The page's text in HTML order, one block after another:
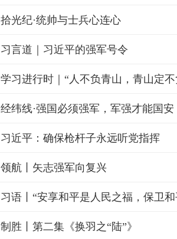
拾光纪·统帅与士兵心连心
习言道｜习近平的强军号令
学习进行时｜“人不负青山，青山定不
经纬线·强国必须强军，军强才能国安
习近平：确保枪杆子永远听党指挥
领航丨矢志强军向复兴
习语丨“安享和平是人民之福，保卫
制胜丨第二集《换羽之“陆”》